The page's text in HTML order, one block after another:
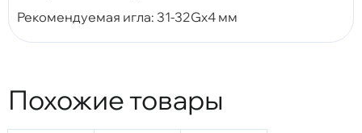
Рекомендуемая игла: 31-32Gх4 мм
Похожие товары